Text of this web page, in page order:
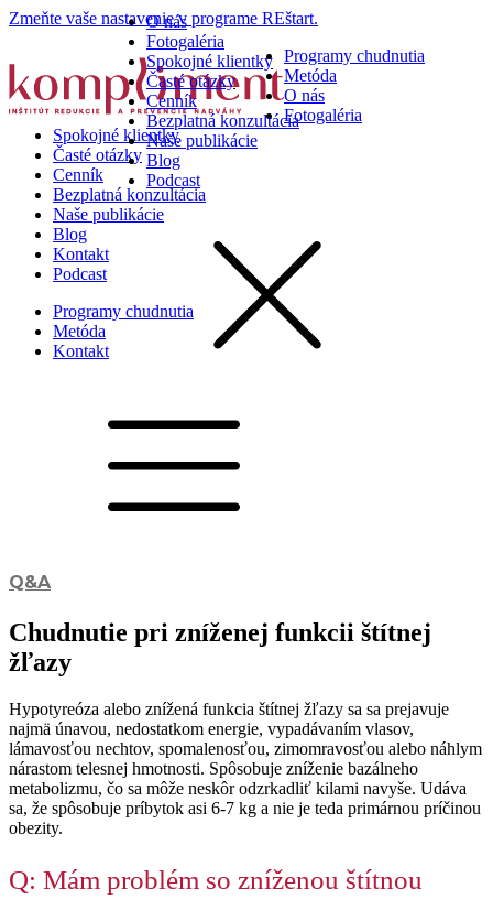
Zmeňte vaše nastavenie v programe REštart.
Programy chudnutia
Metóda
O nás
Fotogaléria
Spokojné klientky
Časté otázky
Cenník
Bezplatná konzultácia
Naše publikácie
Blog
Kontakt
Podcast
Programy chudnutia
Metóda
Kontakt
O nás
Fotogaléria
Spokojné klientky
Časté otázky
Cenník
Bezplatná konzultácia
Naše publikácie
Blog
Podcast
Q&A
Chudnutie pri zníženej funkcii štítnej
žľazy
Hypotyreóza alebo znížená funkcia štítnej žľazy sa sa prejavuje
najmä únavou, nedostatkom energie, vypadávaním vlasov,
lámavosťou nechtov, spomalenosťou, zimomravosťou alebo náhlym
nárastom telesnej hmotnosti. Spôsobuje zníženie bazálneho
metabolizmu, čo sa môže neskôr odzrkadliť kilami navyše. Udáva
sa, že spôsobuje príbytok asi 6-7 kg a nie je teda primárnou príčinou
obezity.
Q: Mám problém so zníženou štítnou